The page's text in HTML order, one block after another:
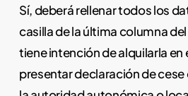
Sí, deberá rellenar todos los
casilla de la última columna
tiene intención de alquilarla en
presentar declaración de